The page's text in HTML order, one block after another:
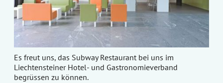
Es freut uns, das Subway Restaurant bei uns im
Liechtensteiner Hotel- und Gastronomieverband
begrüssen zu können.